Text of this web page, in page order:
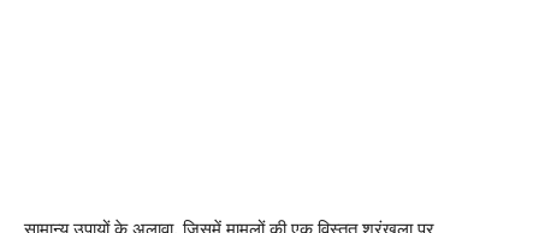
सामान्य उपायों के अलावा, जिसमें मामलों की एक विस्तृत श्रृंखला पर